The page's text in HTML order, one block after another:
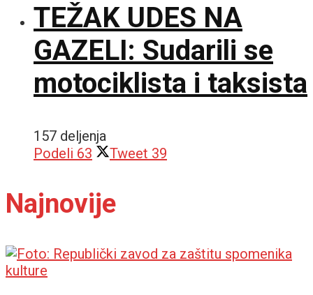
TEŽAK UDES NA
GAZELI: Sudarili se
motociklista i taksista
157 deljenja
Podeli 63 Tweet 39
Najnovije